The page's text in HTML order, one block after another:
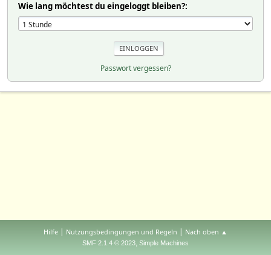
Wie lang möchtest du eingeloggt bleiben?:
Passwort vergessen?
Hilfe | Nutzungsbedingungen und Regeln | Nach oben ▲
SMF 2.1.4 © 2023, Simple Machines